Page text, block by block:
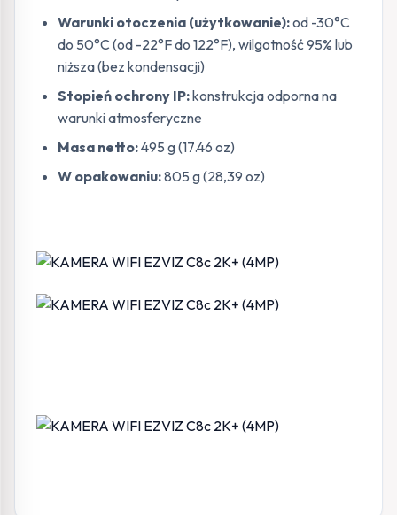
Warunki otoczenia (użytkowanie):od -30°C
do 50°C (od -22°F do 122°F), wilgotność 95% lub
niższa (bez kondensacji)
Stopień ochrony IP:konstrukcja odporna na
warunki atmosferyczne
Masa netto:495 g (17.46 oz)
W opakowaniu:805 g (28,39 oz)